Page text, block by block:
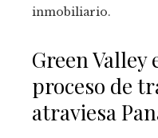
inmobiliario.
Green Valley
proceso de
atraviesa